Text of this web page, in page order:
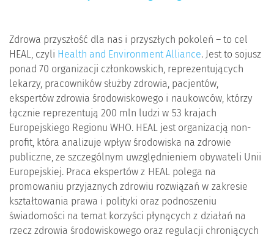
Zdrowa przyszłość dla nas i przyszłych pokoleń – to cel
HEAL, czyli Health and Environment Alliance. Jest to sojusz
ponad 70 organizacji członkowskich, reprezentujących
lekarzy, pracowników służby zdrowia, pacjentów,
ekspertów zdrowia środowiskowego i naukowców, którzy
łącznie reprezentują 200 mln ludzi w 53 krajach
Europejskiego Regionu WHO. HEAL jest organizacją non-
profit, która analizuje wpływ środowiska na zdrowie
publiczne, ze szczególnym uwzględnieniem obywateli Unii
Europejskiej. Praca ekspertów z HEAL polega na
promowaniu przyjaznych zdrowiu rozwiązań w zakresie
kształtowania prawa i polityki oraz podnoszeniu
świadomości na temat korzyści płynących z działań na
rzecz zdrowia środowiskowego oraz regulacji chroniących